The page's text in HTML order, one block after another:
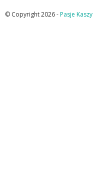
© Copyright 2026 -Pasje Kaszy